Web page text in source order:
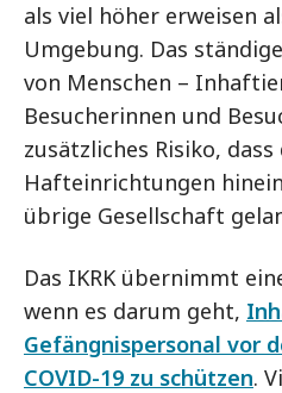
als viel höher erweisen
Umgebung. Das
von Menschen –
Besucherinnen und
zusätzliches Risiko,
Hafteinrichtungen
übrige Gesellschaft
Das IKRK übernimmt
wenn es darum geht,
Gefängnispersonal vor
COVID-19 zu schützen.